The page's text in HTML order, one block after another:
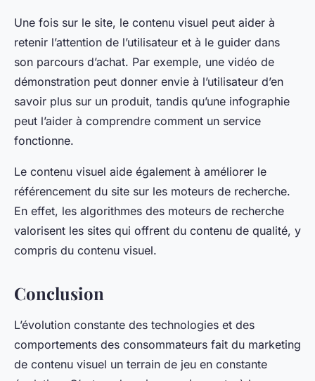
Une fois sur le site, le contenu visuel peut aider à
retenir l’attention de l’utilisateur et à le guider dans
son parcours d’achat. Par exemple, une vidéo de
démonstration peut donner envie à l’utilisateur d’en
savoir plus sur un produit, tandis qu’une infographie
peut l’aider à comprendre comment un service
fonctionne.
Le contenu visuel aide également à améliorer le
référencement du site sur les moteurs de recherche.
En effet, les algorithmes des moteurs de recherche
valorisent les sites qui offrent du contenu de qualité, y
compris du contenu visuel.
Conclusion
L’évolution constante des technologies et des
comportements des consommateurs fait du marketing
de contenu visuel un terrain de jeu en constante